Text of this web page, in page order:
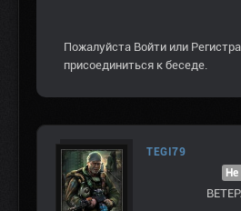
Пожалуйста Войти или
присоединиться к беседе.
TEGI79
Не